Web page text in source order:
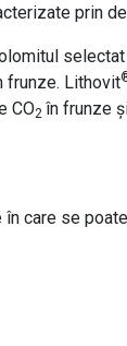
prin
frunze. Lithovit
CO2 în frunze
care se